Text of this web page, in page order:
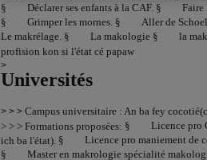
§
Déclarer ses enfants à la CAF. §
Faire
§
Grimper les mornes. §
Aller de
Le makrélage. § La makologie § la
profision kon si l'état cé papaw
>
Universités
> > > Campus universitaire : An ba fey
> > > Formations proposées: § Licence pro
ich ba l'état). §
Licence pro maniement de
§
Master en makrologie spécialité